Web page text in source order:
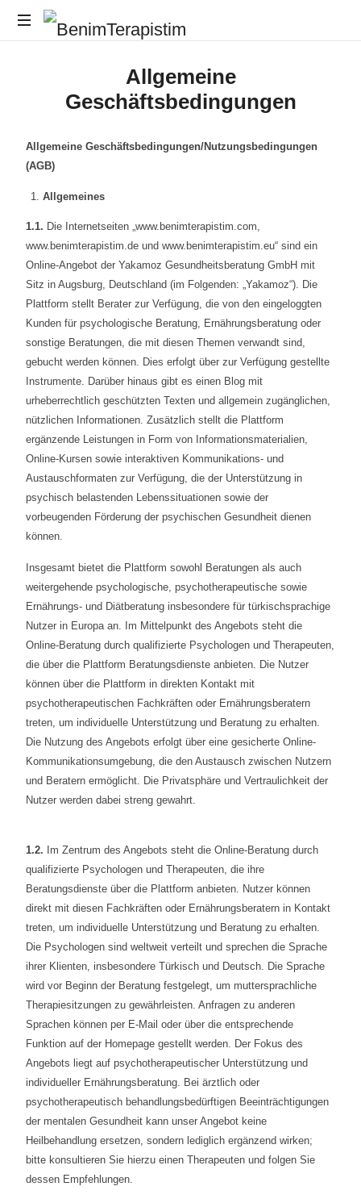
İnsanlar
Allgemeine
Geschäftsbedingungen
Allgemeine Geschäftsbedingungen/Nutzungsbedingungen
(AGB)
Allgemeines
1.1. Die Internetseiten „www.benimterapistim.com,
www.benimterapistim.de und www.benimterapistim.eu“ sind ein
Online-Angebot der Yakamoz Gesundheitsberatung GmbH mit
Sitz in Augsburg, Deutschland (im Folgenden: „Yakamoz“). Die
Plattform stellt Berater zur Verfügung, die von den eingeloggten
Kunden für psychologische Beratung, Ernährungsberatung oder
sonstige Beratungen, die mit diesen Themen verwandt sind,
gebucht werden können. Dies erfolgt über zur Verfügung gestellte
Instrumente. Darüber hinaus gibt es einen Blog mit
urheberrechtlich geschützten Texten und allgemein zugänglichen,
nützlichen Informationen. Zusätzlich stellt die Plattform
ergänzende Leistungen in Form von Informationsmaterialien,
Online-Kursen sowie interaktiven Kommunikations- und
Austauschformaten zur Verfügung, die der Unterstützung in
psychisch belastenden Lebenssituationen sowie der
vorbeugenden Förderung der psychischen Gesundheit dienen
können.
Insgesamt bietet die Plattform sowohl Beratungen als auch
weitergehende psychologische, psychotherapeutische sowie
Ernährungs- und Diätberatung insbesondere für türkischsprachige
Nutzer in Europa an. Im Mittelpunkt des Angebots steht die
Online-Beratung durch qualifizierte Psychologen und Therapeuten,
die über die Plattform Beratungsdienste anbieten. Die Nutzer
können über die Plattform in direkten Kontakt mit
psychotherapeutischen Fachkräften oder Ernährungsberatern
treten, um individuelle Unterstützung und Beratung zu erhalten.
Die Nutzung des Angebots erfolgt über eine gesicherte Online-
Kommunikationsumgebung, die den Austausch zwischen Nutzern
und Beratern ermöglicht. Die Privatsphäre und Vertraulichkeit der
Nutzer werden dabei streng gewahrt.
1.2. Im Zentrum des Angebots steht die Online-Beratung durch
qualifizierte Psychologen und Therapeuten, die ihre
Beratungsdienste über die Plattform anbieten. Nutzer können
direkt mit diesen Fachkräften oder Ernährungsberatern in Kontakt
treten, um individuelle Unterstützung und Beratung zu erhalten.
Die Psychologen sind weltweit verteilt und sprechen die Sprache
ihrer Klienten, insbesondere Türkisch und Deutsch. Die Sprache
wird vor Beginn der Beratung festgelegt, um muttersprachliche
Therapiesitzungen zu gewährleisten. Anfragen zu anderen
Sprachen können per E-Mail oder über die entsprechende
Funktion auf der Homepage gestellt werden. Der Fokus des
Angebots liegt auf psychotherapeutischer Unterstützung und
individueller Ernährungsberatung. Bei ärztlich oder
psychotherapeutisch behandlungsbedürftigen Beeinträchtigungen
der mentalen Gesundheit kann unser Angebot keine
Heilbehandlung ersetzen, sondern lediglich ergänzend wirken;
bitte konsultieren Sie hierzu einen Therapeuten und folgen Sie
dessen Empfehlungen.